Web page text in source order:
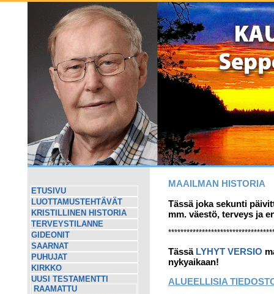
ETUSIVU
LUOTTAMUSTEHTÄVÄT
KRISTILLINEN HISTORIA
TERVEYSTILANNE
GIDEONIT
SAARNAT
PUHUJAT
KIRKKO
UUSI TESTAMENTTI
RAAMATTU
MAAILMAN HISTORIA
Tässä joka sekunti
mm. väestö, terveys ja
Tässä LYHYT VERSIO
nykyaikaan!
ALUEELLISIA